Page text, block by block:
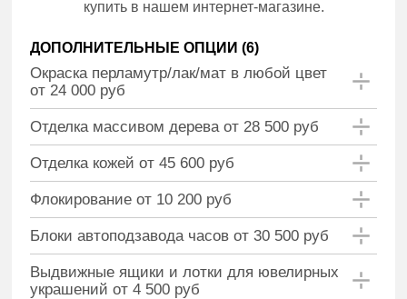
купить в нашем интернет-магазине.
ДОПОЛНИТЕЛЬНЫЕ ОПЦИИ (6)
Окраска перламутр/лак/мат в любой цвет
от 24 000 руб
Отделка массивом дерева от 28 500 руб
Отделка кожей от 45 600 руб
Флокирование от 10 200 руб
Блоки автоподзавода часов от 30 500 руб
Выдвижные ящики и лотки для ювелирных
украшений от 4 500 руб